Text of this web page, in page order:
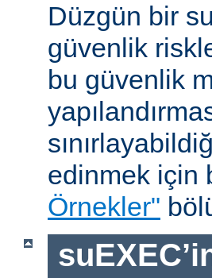
Düzgün bir
güvenlik
bu güvenlik
edinmek için
Örnekler"